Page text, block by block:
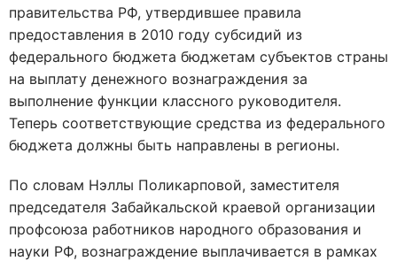
правительства РФ, утвердившее правила
предоставления в 2010 году субсидий из
федерального бюджета бюджетам субъектов страны
на выплату денежного вознаграждения за
выполнение функции классного руководителя.
Теперь соответствующие средства из федерального
бюджета должны быть направлены в регионы.
По словам Нэллы Поликарповой, заместителя
председателя Забайкальской краевой организации
профсоюза работников народного образования и
науки РФ, вознаграждение выплачивается в рамках